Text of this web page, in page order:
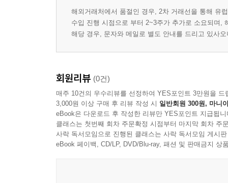
해외거래처에서 품절인 경우, 2차 거래선을 통해 유
수입 진행 시점으로 부터 2~3주가 추가로 소요되며,
해당 경우, 문자와 메일로 별도 안내를 드리고 있사
회원리뷰 (0건)
매주 10건의 우수리뷰를 선정하여 YES포인트 3만원을 드
3,000원 이상 구매 후 리뷰 작성 시 일반회원 300원, 마니
eBook은 다운로드 후 작성한 리뷰만 YES포인트 지급됩니
클래스는 첫번째 회차 주문확정 시점부터 마지막 회차 주
사락 독서모임으로 진행된 클래스는 사락 독서모임 게시
eBook 페이백, CD/LP, DVD/Blu-ray, 패션 및 판매금지 상